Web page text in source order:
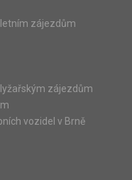
zájezdům
zájezdům
vozidel v Brně